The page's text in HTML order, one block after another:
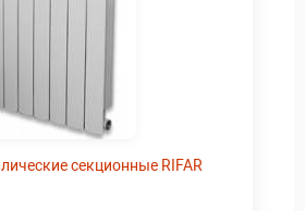
секционные RIFAR